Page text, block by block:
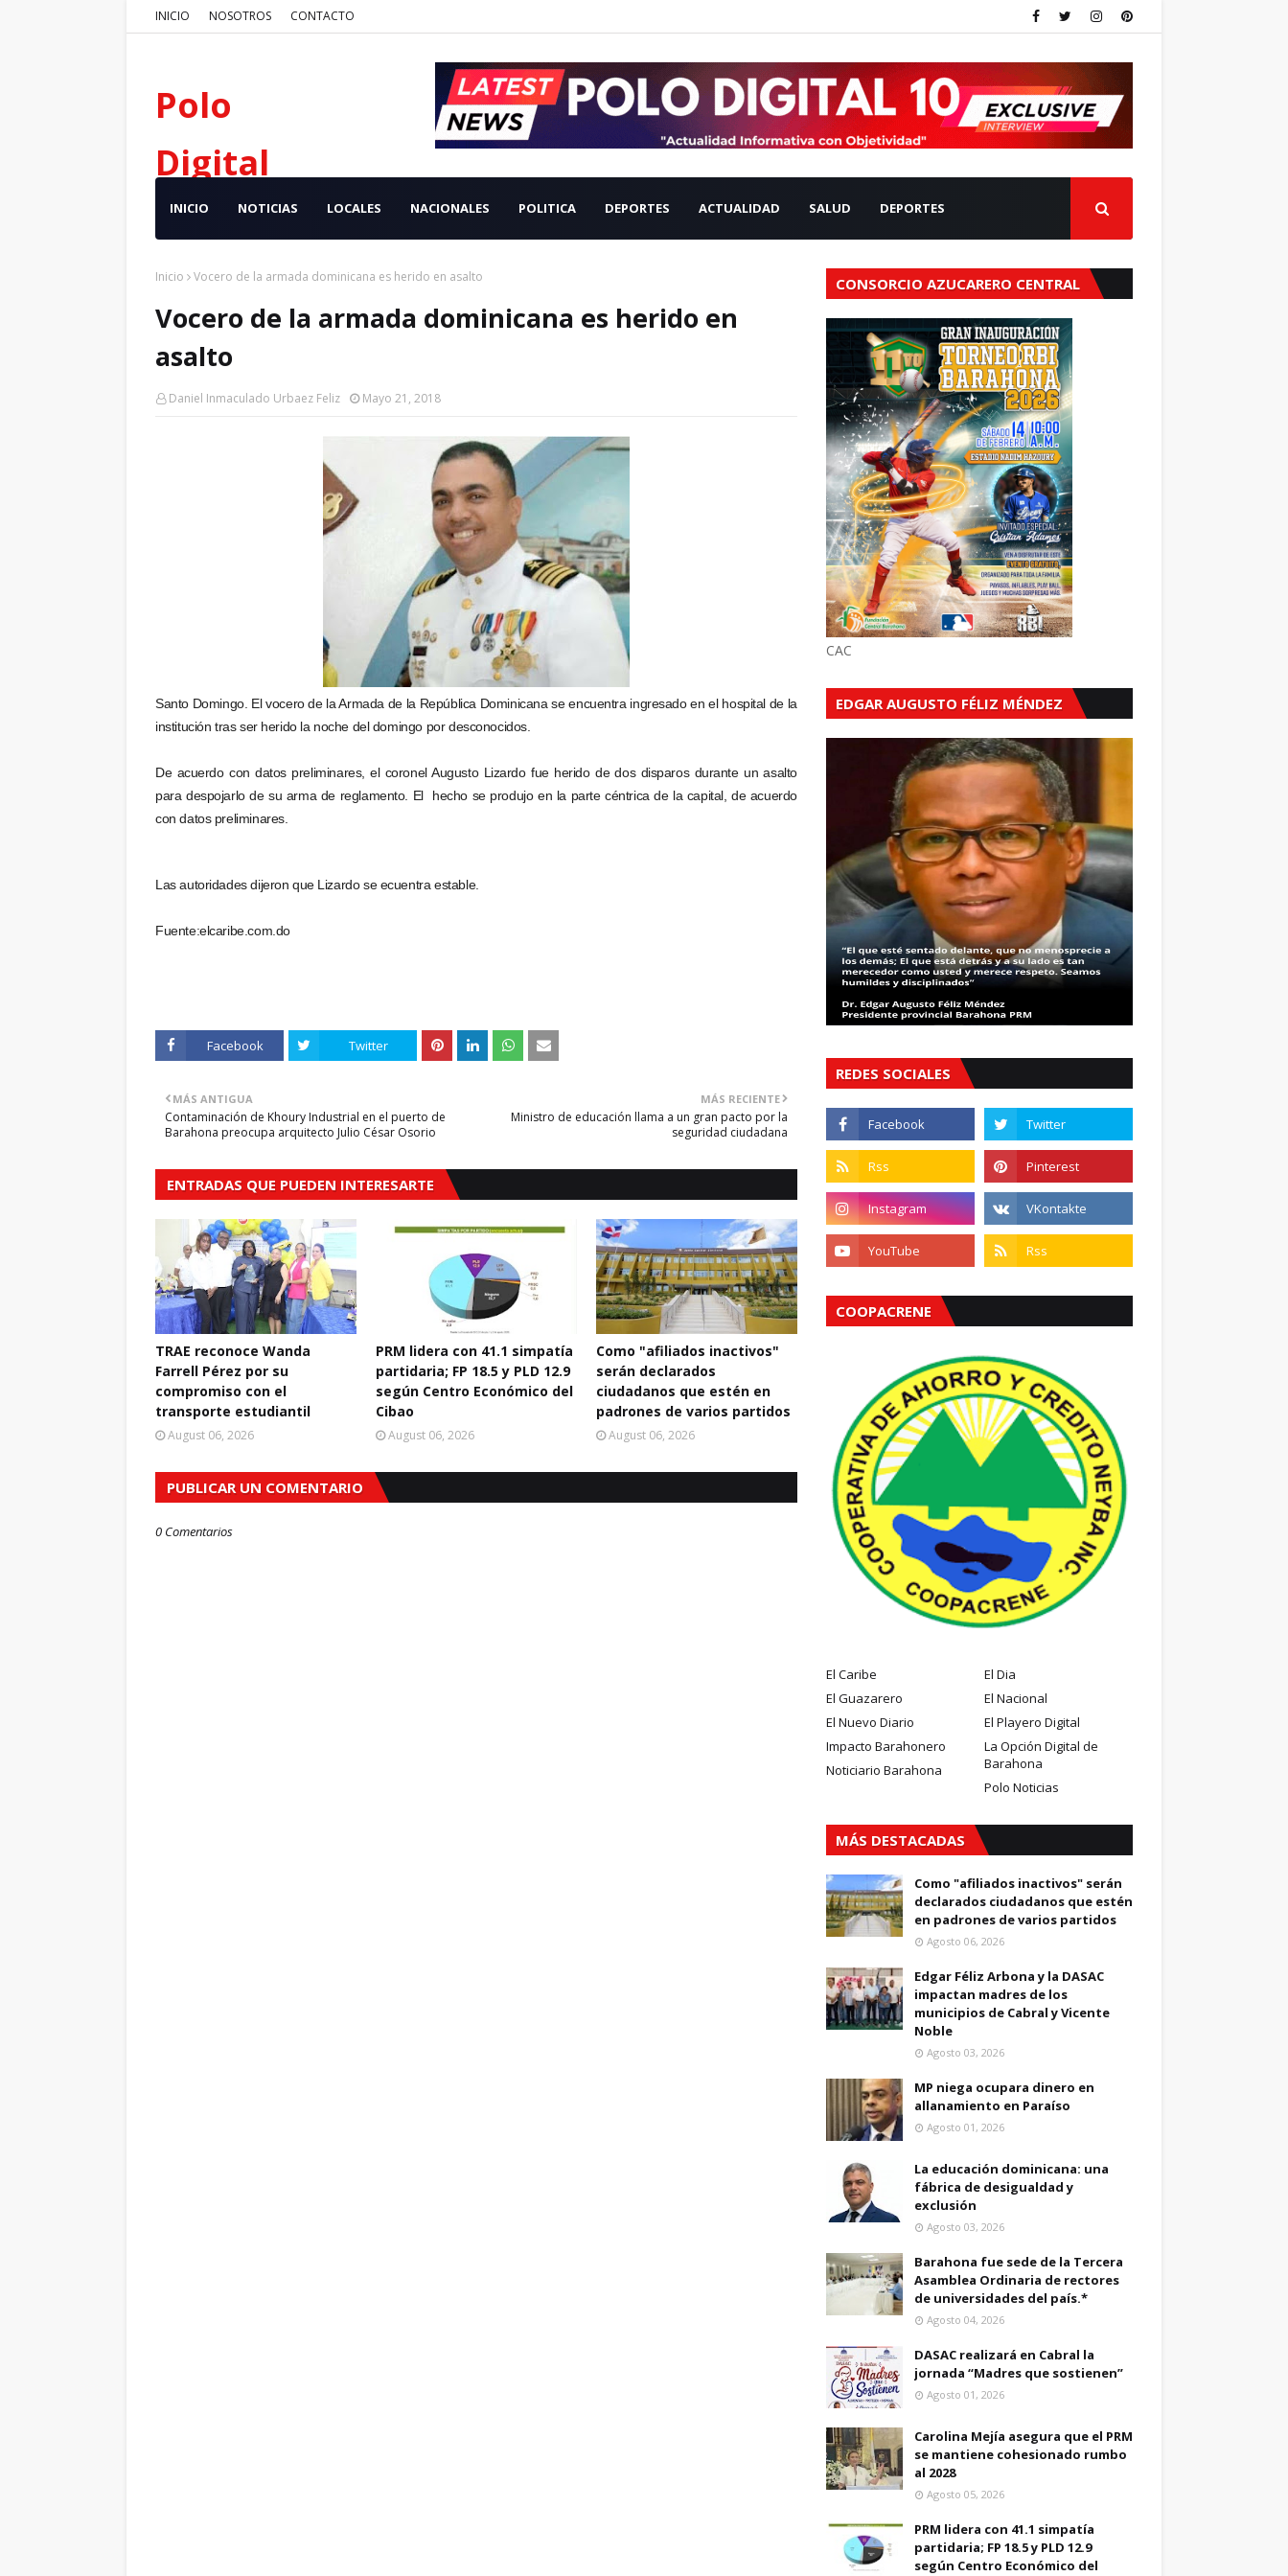
INICIO NOSOTROS CONTACTO
Polo
Digital
INICIO NOTICIAS LOCALES NACIONALES POLITICA DEPORTES ACTUALIDAD SALUD DEPORTES
Inicio Vocero de la armada dominicana es herido en asalto
Vocero de la armada dominicana es herido en
asalto
Daniel Inmaculado Urbaez Feliz Mayo 21, 2018
Santo Domingo. El vocero de la Armada de la República Dominicana se encuentra ingresado en el hospital de la
institución tras ser herido la noche del domingo por desconocidos.
De acuerdo con datos preliminares, el coronel Augusto Lizardo fue herido de dos disparos durante un asalto
para despojarlo de su arma de reglamento. El hecho se produjo en la parte céntrica de la capital, de acuerdo
con datos preliminares.
Las autoridades dijeron que Lizardo se ecuentra estable.
Fuente:elcaribe.com.do
Facebook Twitter
MÁS RECIENTE
Ministro de educación llama a un gran pacto por la
seguridad ciudadana
MÁS ANTIGUA
Contaminación de Khoury Industrial en el puerto de
Barahona preocupa arquitecto Julio César Osorio
ENTRADAS QUE PUEDEN INTERESARTE
TRAE reconoce Wanda
Farrell Pérez por su
compromiso con el
transporte estudiantil
August 06, 2026
PRM lidera con 41.1 simpatía
partidaria; FP 18.5 y PLD 12.9
según Centro Económico del
Cibao
August 06, 2026
Como "afiliados inactivos"
serán declarados
ciudadanos que estén en
padrones de varios partidos
August 06, 2026
PUBLICAR UN COMENTARIO
0 Comentarios
CONSORCIO AZUCARERO CENTRAL
CAC
EDGAR AUGUSTO FÉLIZ MÉNDEZ
REDES SOCIALES
COOPACRENE
El Caribe
El Dia
El Guazarero
El Nacional
El Nuevo Diario
El Playero Digital
Impacto Barahonero
La Opción Digital de
Barahona
Noticiario Barahona
Polo Noticias
MÁS DESTACADAS
Como "afiliados inactivos" serán
declarados ciudadanos que estén
en padrones de varios partidos
Agosto 06, 2026
Edgar Féliz Arbona y la DASAC
impactan madres de los
municipios de Cabral y Vicente
Noble
Agosto 03, 2026
MP niega ocupara dinero en
allanamiento en Paraíso
Agosto 01, 2026
La educación dominicana: una
fábrica de desigualdad y
exclusión
Agosto 03, 2026
Barahona fue sede de la Tercera
Asamblea Ordinaria de rectores
de universidades del país.*
Agosto 04, 2026
DASAC realizará en Cabral la
jornada “Madres que sostienen”
Agosto 01, 2026
Carolina Mejía asegura que el PRM
se mantiene cohesionado rumbo
al 2028
Agosto 05, 2026
PRM lidera con 41.1 simpatía
partidaria; FP 18.5 y PLD 12.9
según Centro Económico del